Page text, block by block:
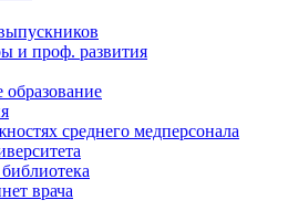
и проф. развития
среднего медперсонала
врача